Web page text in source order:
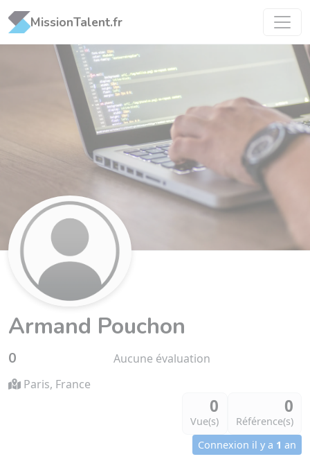
MissionTalent.fr
Armand Pouchon
0
Aucune évaluation
Paris, France
0
Vue(s)
0
Référence(s)
Connexion il y a 1 an
Panneau de gestion des cookies